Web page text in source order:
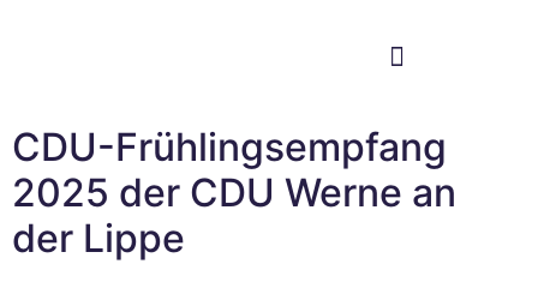
CDU-Frühlingsempfang
2025 der CDU Werne an
der Lippe